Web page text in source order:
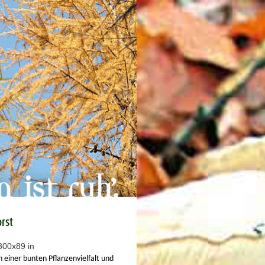
einer bunten Pflanzenvielfalt und